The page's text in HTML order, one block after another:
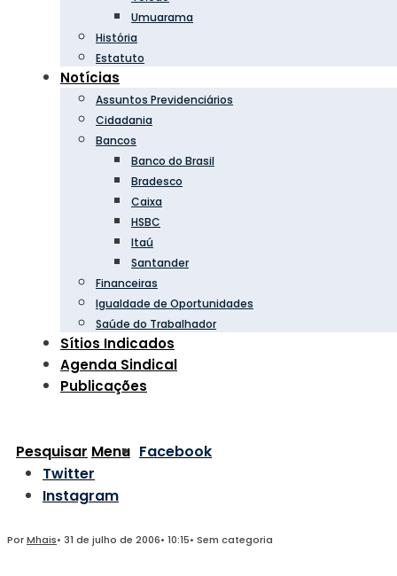
Umuarama
História
Estatuto
Notícias
Assuntos Previdenciários
Cidadania
Bancos
Banco do Brasil
Bradesco
Caixa
HSBC
Itaú
Santander
Financeiras
Igualdade de Oportunidades
Saúde do Trabalhador
Sítios Indicados
Agenda Sindical
Publicações
Pesquisar Menu Facebook
Twitter
Instagram
PorMhais• 31 de julho de 2006• 10:15• Sem categoria